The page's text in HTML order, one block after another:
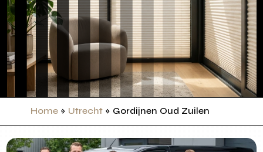
Home» Utrecht» Gordijnen Oud Zuilen